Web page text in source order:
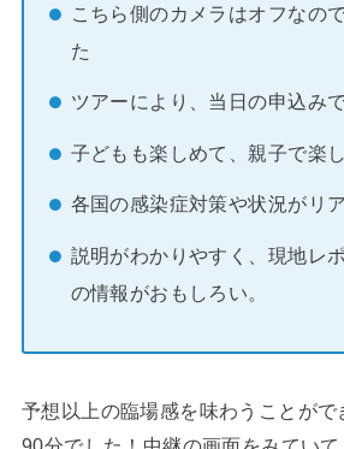
こちら側のカメラはオフなの
た
ツアーにより、当日の申込み
子どもも楽しめて、親子で楽し
各国の感染症対策や状況がリ
説明がわかりやすく、現地レ
の情報がおもしろい。
予想以上の臨場感を味わうことがで